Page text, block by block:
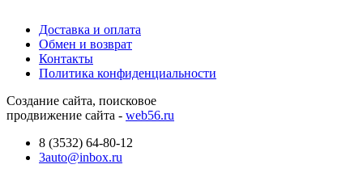
Доставка и оплата
Обмен и возврат
Контакты
Политика конфиденциальности
Создание сайта, поисковое
продвижение сайта - web56.ru
8 (3532) 64-80-12
3auto@inbox.ru